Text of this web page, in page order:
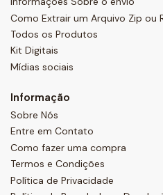
Como Extrair um Arquivo Zip ou
Todos os Produtos
Kit Digitais
Mídias sociais
Informação
Sobre Nós
Entre em Contato
Como fazer uma compra
Termos e Condições
Política de Privacidade